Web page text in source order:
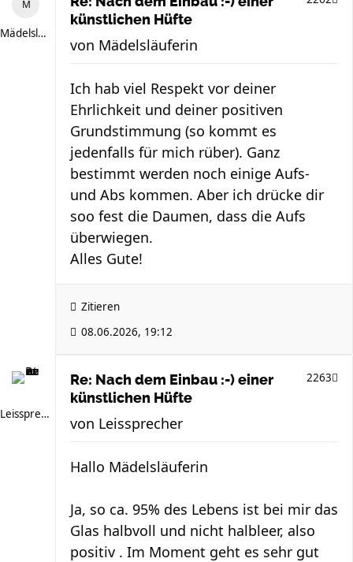
Mädelsläuferin
künstlichen Hüfte
von Mädelsläuferin
Ich hab viel Respekt vor deiner
Ehrlichkeit und deiner positiven
Grundstimmung (so kommt es
jedenfalls für mich rüber). Ganz
bestimmt werden noch einige Aufs-
und Abs kommen. Aber ich drücke dir
soo fest die Daumen, dass die Aufs
überwiegen.
Alles Gute!
Zitieren
08.06.2026, 19:12
Leissprecher
Re: Nach dem Einbau :-) einer
künstlichen Hüfte
2263
von Leissprecher
Hallo Mädelsläuferin
Ja, so ca. 95% des Lebens ist bei mir das
Glas halbvoll und nicht halbleer, also
positiv . Im Moment geht es sehr gut